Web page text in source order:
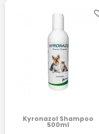
Kyronazol Shampoo
500ml